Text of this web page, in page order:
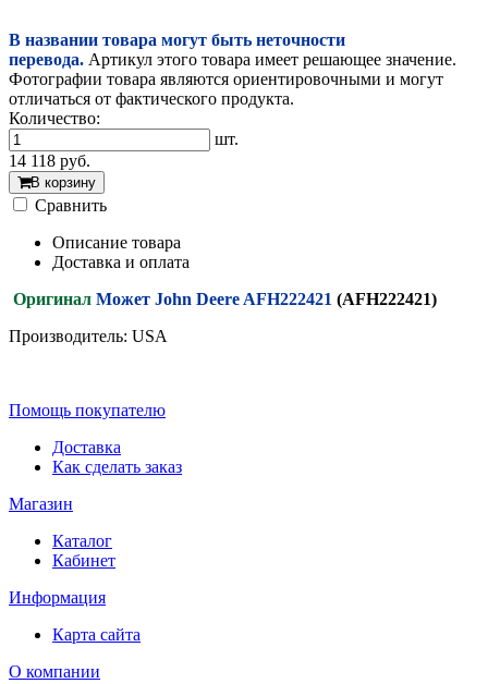
В названии товара могут быть неточности
перевода. Артикул этого товара имеет решающее значение.
Фотографии товара являются ориентировочными и могут
отличаться от фактического продукта.
Количество:
шт.
14 118 руб.
В корзину
Cравнить
Описание товара
Доставка и оплата
Оригинал Может John Deere AFH222421 (AFH222421)
Производитель: USA
Помощь покупателю
Доставка
Как сделать заказ
Магазин
Каталог
Кабинет
Информация
Карта сайта
О компании